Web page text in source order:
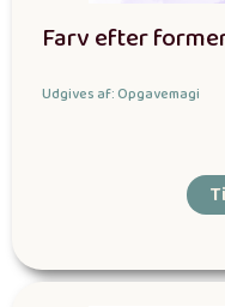
Farv efter
Udgives af: Opgavemagi